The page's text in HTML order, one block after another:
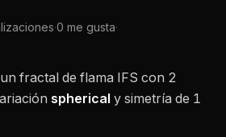
·0 me gusta·
fractal de flama IFS con 2
spherical y simetría de 1